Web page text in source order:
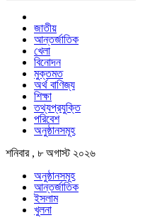
জাতীয়
আন্তর্জাতিক
খেলা
বিনোদন
মুক্তমত
অর্থ বাণিজ্য
শিক্ষা
তথ্যপ্রযুক্তি
পরিবেশ
অনুষ্ঠানসমূহ
শনিবার , ৮ অগাস্ট ২০২৬
অনুষ্ঠানসমূহ
আন্তর্জাতিক
ইসলাম
খুলনা